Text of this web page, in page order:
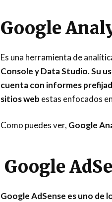
Google
Es una herramienta de
Console y Data Studio. Su
cuenta con informes
sitios web estas enfocados
Como puedes ver, Google
Google
Google AdSense es uno de